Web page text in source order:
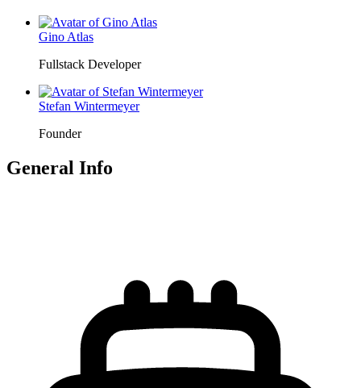
Gino Atlas
Fullstack Developer
Stefan Wintermeyer
Founder
General Info